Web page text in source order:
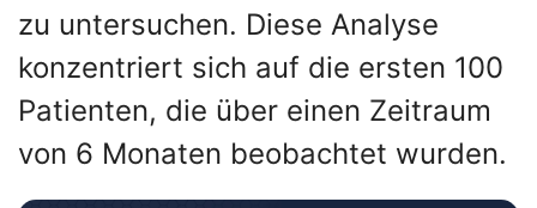
zu untersuchen. Diese Analyse
konzentriert sich auf die ersten 100
Patienten, die über einen Zeitraum
von 6 Monaten beobachtet wurden.